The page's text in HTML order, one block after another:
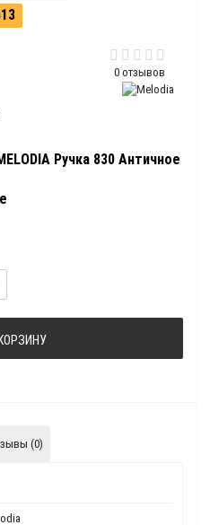
0 отзывов
Ручка 830 Античное
(0)